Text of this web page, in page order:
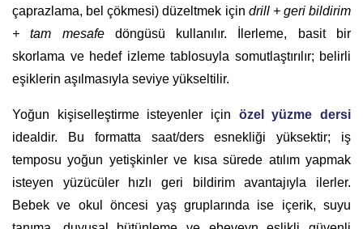
çaprazlama, bel çökmesi) düzeltmek için drill + geri bildirim
+ tam mesafedöngüsü kullanılır. İlerleme, basit bir
skorlama ve hedef izleme tablosuyla somutlaştırılır; belirli
eşiklerin aşılmasıyla seviye yükseltilir.
Yoğun kişiselleştirme isteyenler için özel yüzme dersi
idealdir. Bu formatta saat/ders esnekliği yüksektir; iş
temposu yoğun yetişkinler ve kısa sürede atılım yapmak
isteyen yüzücüler hızlı geri bildirim avantajıyla ilerler.
Bebek ve okul öncesi yaş gruplarında ise içerik, suyu